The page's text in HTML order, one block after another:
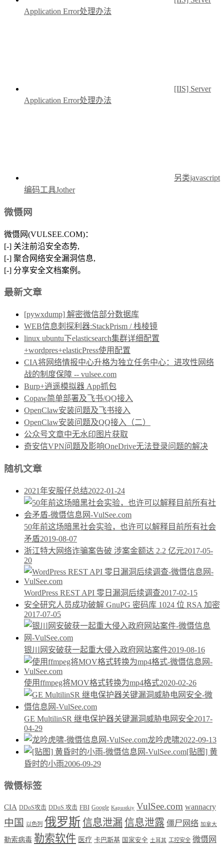
Application Error处理办法
[IIS] Server
Application Error处理办法
另类javascript
编码工具Jother
微慑网
微慑网(VULSEE.COM)：
[-] 关注前沿安全态势,
[-] 聚合网络安全漏洞信息,
[-] 分享安全文档案例。
最新文章
[pywxdump] 解密微信部分数据库
WEB信息刺探利器:StackPrism / 栈棱镜
linux ubuntu下elasticsearch集群详细配置
+wordpres+elasticPress使用配置
CIA将网络情报中心升格为独立任务中心：进攻性网络
战的制度保障 -- vulsee.com
Burp+逍遥模拟器 App抓包
Copaw简单部署及飞书/QQ接入
OpenClaw安装问题及飞书接入
OpenClaw安装问题及QQ接入（二）
公众号文章中无水印图片获取
奇安信VPN问题及影响OneDrive无法登录问题的解决
随机文章
2021年安服仔总结2022-01-24
50年前这场暗黑社会实验，也许可以解释目前所有社会
矛盾2019-08-07
浙江特大网络诈骗案告破 涉案金额达 2.2 亿元2017-05-
20
WordPress REST API 零日漏洞后续调查2017-02-15
安全研究人员成功破解 GnuPG 密码库 1024 位 RSA 加密
2017-07-05
银川网安破获一起重大侵入政府网站案件2019-08-16
使用ffmpeg将MOV格式转换为mp4格式2020-02-26
GE MultilinSR 继电保护器关键漏洞威胁电网安全2017-
04-29
龙吟虎啸2022-09-13
[贴图] 黄
昏时的小雨2006-09-29
微慑标签
CIA DDoS攻击 DDoS 攻击 FBI Google Kapustkiy VulSee.com wannacry
中国 以色列 俄罗斯信息泄漏信息泄露 僵尸网络 加拿大
勒索病毒 勒索软件 医疗 卡巴斯基 国家安全 土耳其 工控安全 微慑网